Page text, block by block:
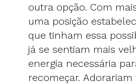
outra opção. Com
uma posição
que tinham essa
já se sentiam mais
energia necessária
recomeçar. Adorariam